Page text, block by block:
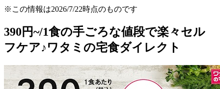
※この情報は2026/7/22時点のものです
390円~/1食の手ごろな値段で楽々セル
フケア♪ワタミの宅食ダイレクト